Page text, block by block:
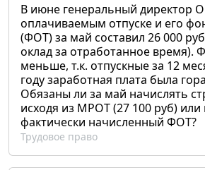
В июне генеральный директор
оплачиваемым отпуске и его
(ФОТ) за май составил 26 000
оклад за отработанное время).
меньше, т.к. отпускные за 12
году заработная плата была
Обязаны ли за май начислять
исходя из МРОТ (27 100 руб)
фактически начисленный ФОТ?
Трудовое право